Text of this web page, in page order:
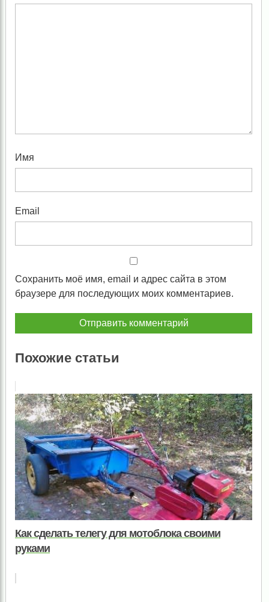
Имя
Email
Сохранить моё имя, email и адрес сайта в этом
браузере для последующих моих комментариев.
Похожие статьи
Как сделать телегу для мотоблока своими
руками